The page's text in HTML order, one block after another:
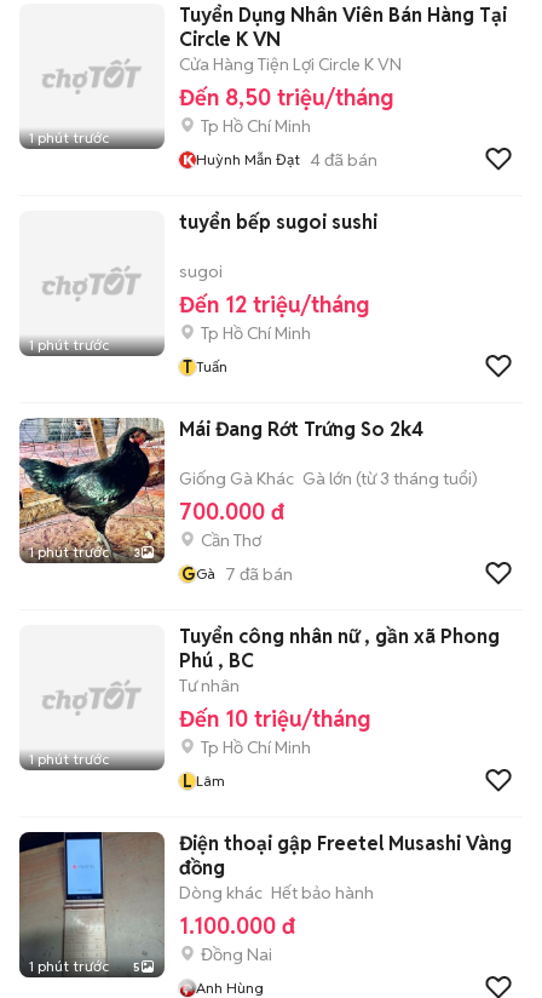
1 phút trước
Tuyển Dụng Nhân Viên Bán Hàng Tại
Circle K VN
Cửa Hàng Tiện Lợi Circle K VN
Đến 8,50 triệu/tháng
Tp Hồ Chí Minh
Huỳnh Mẫn Đạt 4đã bán
1 phút trước
tuyển bếp sugoi sushi
sugoi
Đến 12 triệu/tháng
Tp Hồ Chí Minh
T Tuấn
1 phút trước 3
Mái Đang Rớt Trứng So 2k4
Giống Gà Khác Gà lớn (từ 3 tháng tuổi)
700.000 đ
Cần Thơ
GGà 7 đã bán
1 phút trước
Tuyển công nhân nữ , gần xã Phong
Phú , BC
Tư nhân
Đến 10 triệu/tháng
Tp Hồ Chí Minh
L Lâm
1 phút trước 5
Điện thoại gập Freetel Musashi Vàng
đồng
Dòng khác Hết bảo hành
1.100.000 đ
Đồng Nai
Anh Hùng